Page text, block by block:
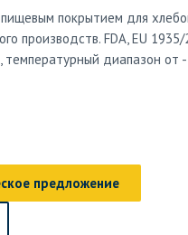
покрытием для
производств. FDA, EU
температурный диапазон от
предложение